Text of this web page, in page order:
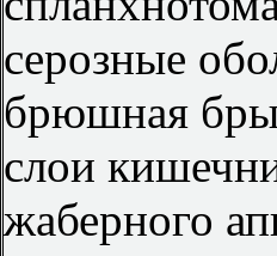
серозные
брюшная
слои
жаберного